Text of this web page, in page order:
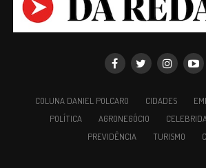
COLUNA DANIEL POLCARO CIDADES
POLÍTICA
AGRONEGÓCIO
PREVIDÊNCIA
TURISMO